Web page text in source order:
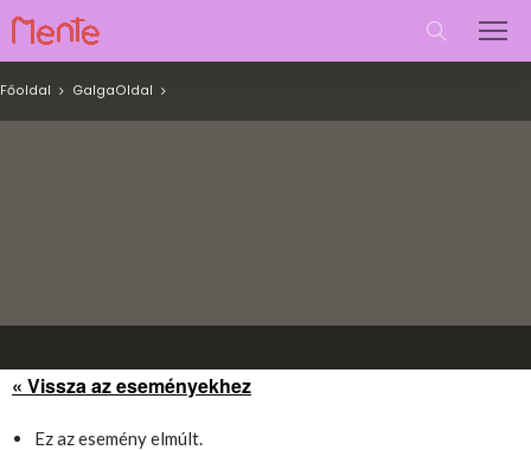
Főoldal GalgaOldal
« Vissza az eseményekhez
Ez az esemény elmúlt.